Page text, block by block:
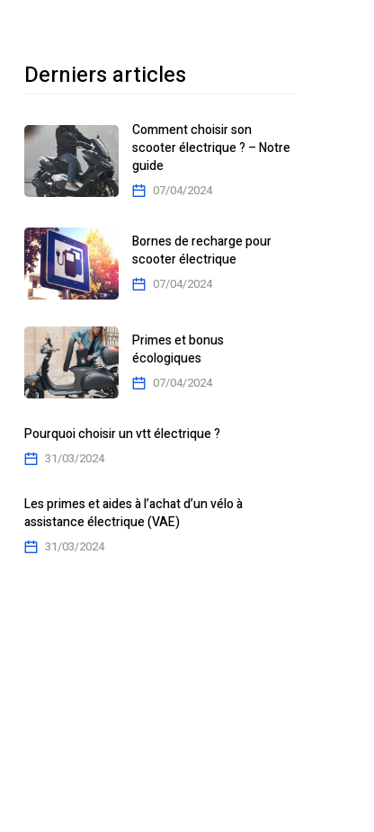
Derniers articles
Comment choisir son
scooter électrique ? – Notre
guide
07/04/2024
Bornes de recharge pour
scooter électrique
07/04/2024
Primes et bonus
écologiques
07/04/2024
Pourquoi choisir un vtt électrique ?
31/03/2024
Les primes et aides à l’achat d’un vélo à
assistance électrique (VAE)
31/03/2024